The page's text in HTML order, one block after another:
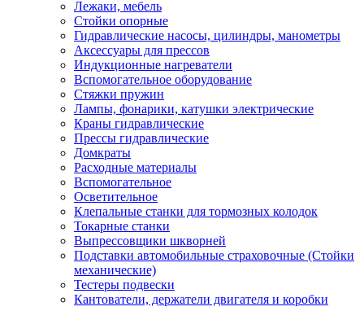
Лежаки, мебель
Стойки опорные
Гидравлические насосы, цилиндры, манометры
Аксессуары для прессов
Индукционные нагреватели
Вспомогательное оборудование
Стяжки пружин
Лампы, фонарики, катушки электрические
Краны гидравлические
Прессы гидравлические
Домкраты
Расходные материалы
Вспомогательное
Осветительное
Клепальные станки для тормозных колодок
Токарные станки
Выпрессовщики шкворней
Подставки автомобильные страховочные (Стойки
механические)
Тестеры подвески
Кантователи, держатели двигателя и коробки